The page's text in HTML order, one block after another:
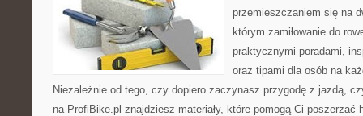
przemieszczaniem się na
którym zamiłowanie do
praktycznymi poradami,
oraz tipami dla osób na
Niezależnie od tego, czy dopiero zaczynasz przygodę z jazdą,
na ProfiBike.pl znajdziesz materiały, które pomogą Ci poszerzać